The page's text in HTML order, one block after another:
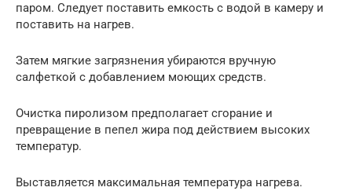
паром. Следует поставить емкость с водой в камеру и
поставить на нагрев.
Затем мягкие загрязнения убираются вручную
салфеткой с добавлением моющих средств.
Очистка пиролизом предполагает сгорание и
превращение в пепел жира под действием высоких
температур.
Выставляется максимальная температура нагрева.